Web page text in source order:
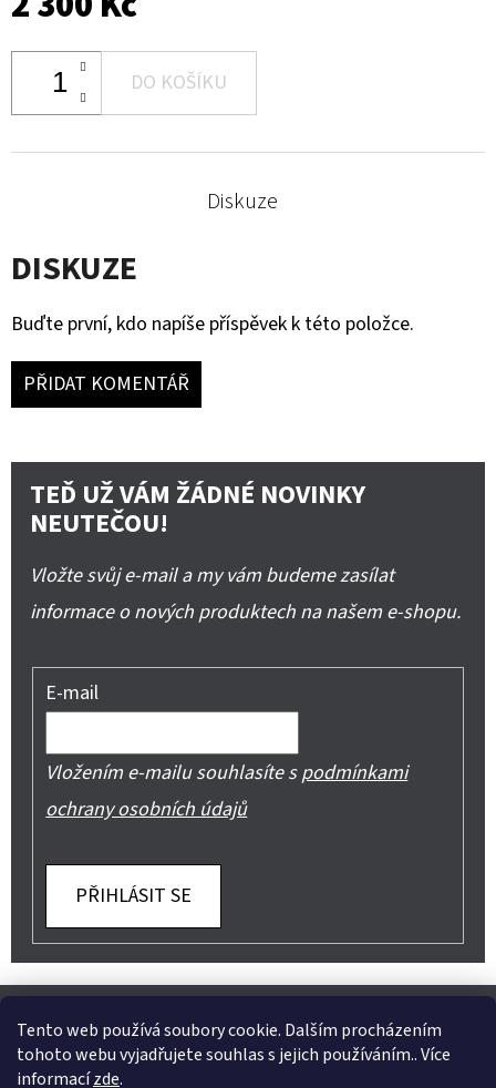
Tento web používá soubory cookie. Dalším procházením
tohoto webu vyjadřujete souhlas s jejich používáním.. Více
informacízde.
DO KOŠÍKU
Diskuze
DISKUZE
Buďte první, kdo napíše příspěvek k této položce.
PŘIDAT KOMENTÁŘ
TEĎ UŽ VÁM ŽÁDNÉ NOVINKY
NEUTEČOU!
Vložte svůj e-mail a my vám budeme zasílat
informace o nových produktech na našem e-shopu.
E-mail
Vložením e-mailu souhlasíte spodmínkami
ochrany osobních údajů
PŘIHLÁSIT SE
Z
P